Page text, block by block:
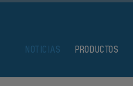
NOTICIAS PRODUCTOS